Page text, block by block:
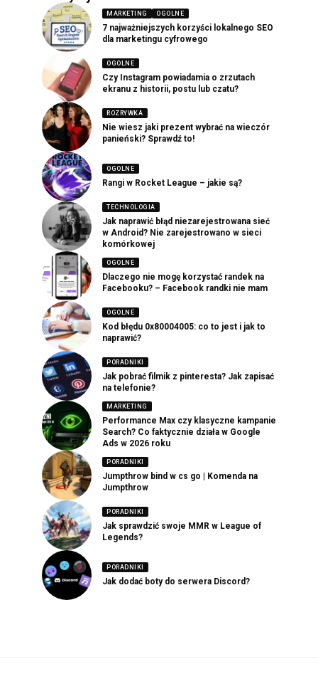
MARKETING OGOLNE
7 najważniejszych korzyści lokalnego SEO
dla marketingu cyfrowego
OGOLNE
Czy Instagram powiadamia o zrzutach
ekranu z historii, postu lub czatu?
ROZRYWKA
Nie wiesz jaki prezent wybrać na wieczór
panieński? Sprawdź to!
OGOLNE
Rangi w Rocket League – jakie są?
TECHNOLOGIA
Jak naprawić błąd niezarejestrowana sieć
w Android? Nie zarejestrowano w sieci
komórkowej
OGOLNE
Dlaczego nie mogę korzystać randek na
Facebooku? – Facebook randki nie mam
OGOLNE
Kod błędu 0x80004005: co to jest i jak to
naprawić?
PORADNIKI
Jak pobrać filmik z pinteresta? Jak zapisać
na telefonie?
MARKETING
Performance Max czy klasyczne kampanie
Search? Co faktycznie działa w Google
Ads w 2026 roku
PORADNIKI
Jumpthrow bind w cs go | Komenda na
Jumpthrow
PORADNIKI
Jak sprawdzić swoje MMR w League of
Legends?
PORADNIKI
Jak dodać boty do serwera Discord?